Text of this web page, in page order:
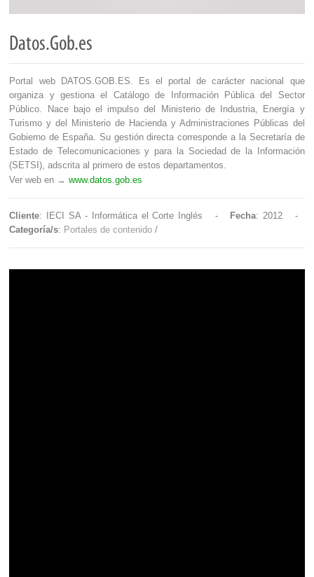
Datos.Gob.es
Portal web DATOS.GOB.ES. Es el portal de carácter nacional que
organiza y gestiona el Catálogo de Información Pública del Sector
Público. Nace bajo el impulso del Ministerio de Industria, Energía y
Turismo y del Ministerio de Hacienda y Administraciones Públicas del
Gobierno de España. Su gestión directa corresponde a la Secretaría de
Estado de Telecomunicaciones y para la Sociedad de la Información
(SETSI), adscrita al primero de estos departamentos.
Ver web en →www.datos.gob.es
Cliente: IECI SA - Informática el Corte Inglés - Fecha: 2012 -
Categoría/s: Portales de contenido/